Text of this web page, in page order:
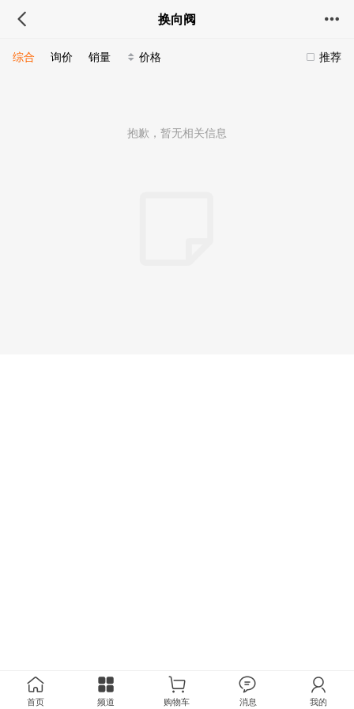
换向阀
推荐
综合 询价 销量 价格
抱歉，暂无相关信息
首页 频道 购物车 消息 我的